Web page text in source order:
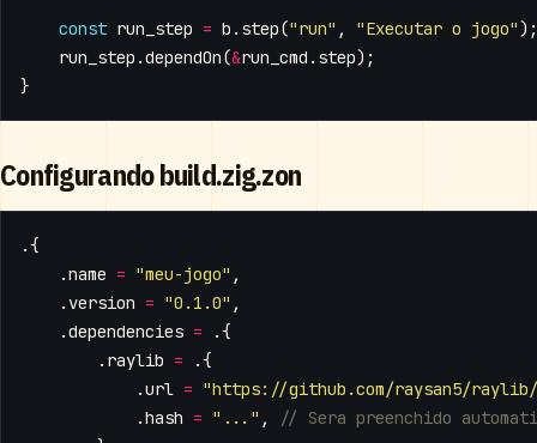
const run_step = b . step("run" , "Executar o jogo" );
run_step .dependOn(&run_cmd . step);
}
Configurando build.zig.zon
.{
.name = "meu-jogo" ,
. version = "0.1.0" ,
.dependencies =
.{
. raylib =
.{
.url = "https://github.com/raysan5/
.hash = "..." ,